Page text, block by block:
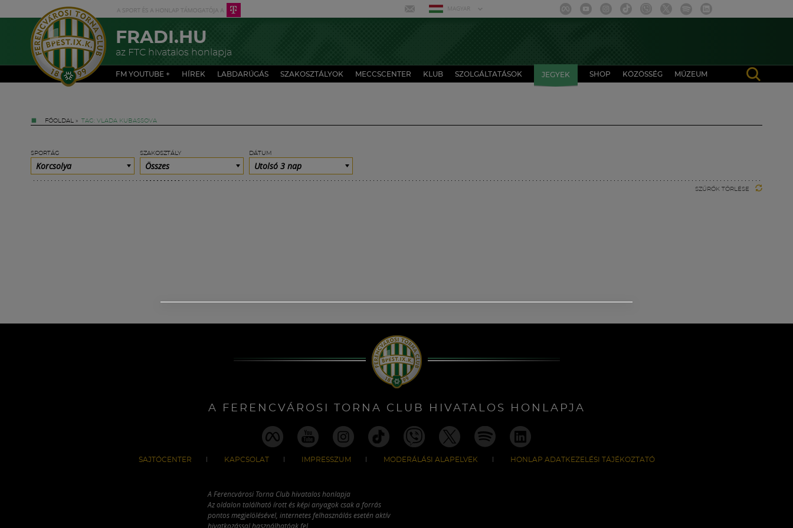
MAGYAR
FRADI.HU
az FTC hivatalos honlapja
FM YOUTUBE + HÍREK LABDARÚGÁS SZAKOSZTÁLYOK MECCSCENTER KLUB SZOLGÁLTATÁSOK JEGYEK SHOP KÖZÖSSÉG MÚZEUM
FŐOLDAL » TAG: VLADA KUBASSOVA
SPORTÁG
Korcsolya
SZAKOSZTÁLY
Összes
DÁTUM
Utolsó 3 nap
SZŰRŐK TÖRLÉSE
A FERENCVÁROSI TORNA CLUB HIVATALOS HONLAPJA
SAJTÓCENTER KAPCSOLAT IMPRESSZUM MODERÁLÁSI ALAPELVEK HONLAP ADATKEZELÉSI TÁJÉKOZTATÓ
A Ferencvárosi Torna Club hivatalos honlapja
Az oldalon található írott és képi anyagok csak a forrás
pontos megjelölésével, internetes felhasználás esetén aktív
hivatkozással használhatóak fel.